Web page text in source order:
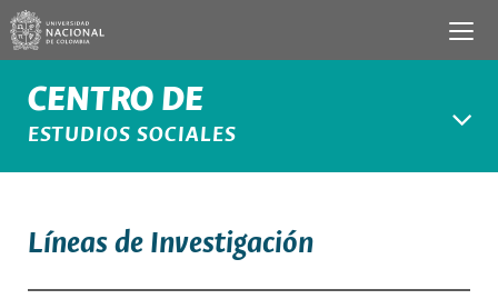
CENTRO DE
ESTUDIOS SOCIALES
Líneas de Investigación